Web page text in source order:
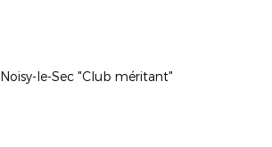
Noisy-le-Sec "Club méritant"